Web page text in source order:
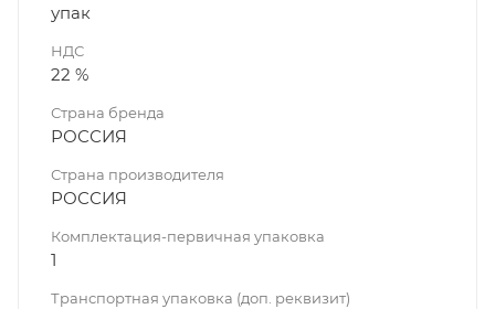
упак
НДС
22 %
Страна бренда
РОССИЯ
Страна производителя
РОССИЯ
Комплектация-первичная упаковка
1
Транспортная упаковка (доп. реквизит)